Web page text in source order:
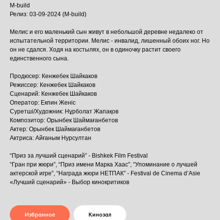
M-build
Релиз: 03-09-2024 (M-build)
Мелис и его маленький сын живут в небольшой деревне недалеко от
испытательной территории. Мелис - инвалид, лишенный обоих ног. Но
он не сдался. Ходя на костылях, он в одиночку растит своего
единственного сына.
Продюсер: Кенжебек Шайкаков
Режиссер: Кенжебек Шайкаков
Сценарий: Кенжебек Шайкаков
Оператор: Екпин Женіс
Суретші/Художник: Нұрболат Жапақов
Композитор: Орынбек Шаймағанбетов
Актер: Орынбек Шаймағанбетов
Актриса: Айғаным Нурсултан
“Приз за лучший сценарий” - Bishkek Film Festival
“Гран при жюри”, “Приз имени Марка Хаас”, “Упоминание о лучшей
актерской игре”, “Награда жюри НЕТПАК” - Festival de Cinema d’Asie
«Лучший сценарий» - Выбор кинокритиков
Избранное Кинозал